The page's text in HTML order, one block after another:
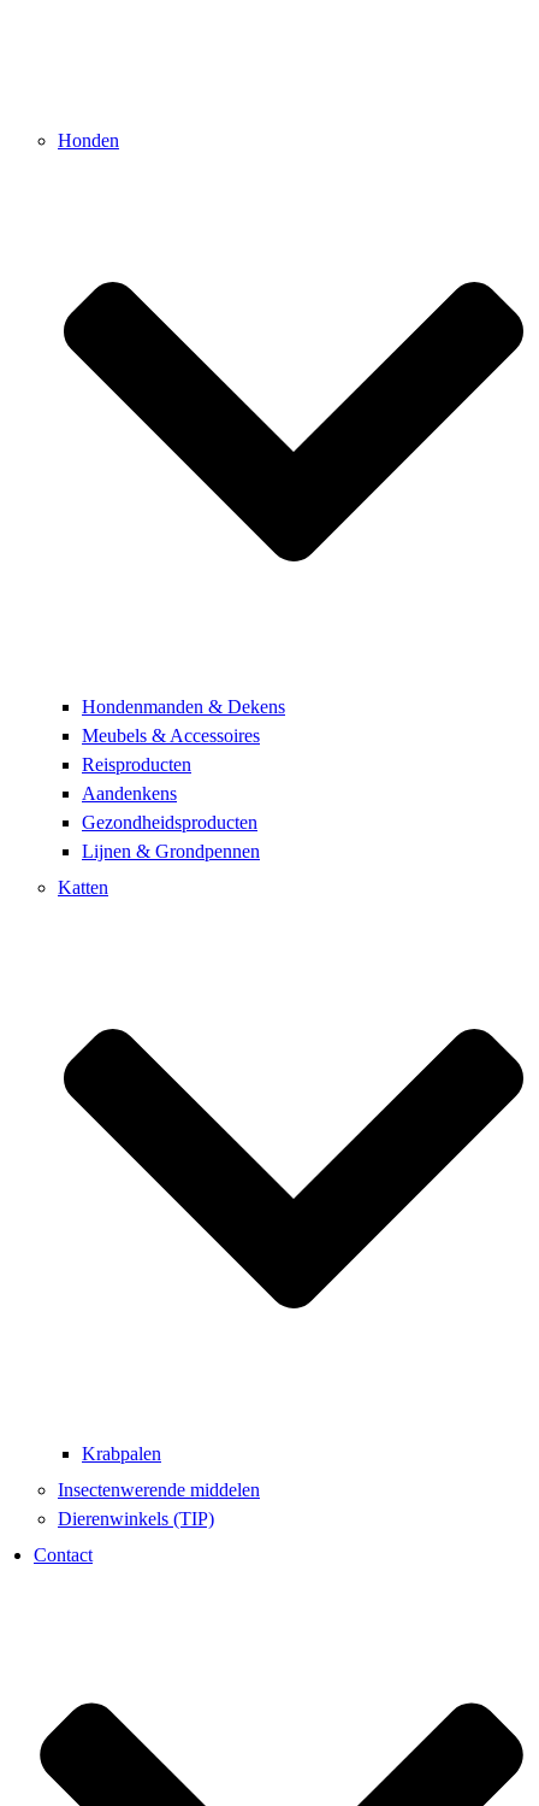
Honden
Hondenmanden & Dekens
Meubels & Accessoires
Reisproducten
Aandenkens
Gezondheidsproducten
Lijnen & Grondpennen
Katten
Krabpalen
Insectenwerende middelen
Dierenwinkels (TIP)
Contact